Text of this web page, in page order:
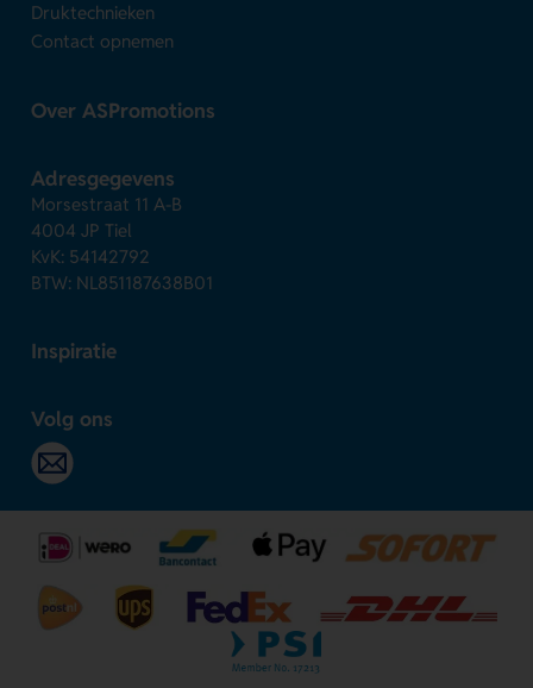
Druktechnieken
Contact opnemen
Over ASPromotions
Adresgegevens
Morsestraat 11 A-B
4004 JP Tiel
KvK: 54142792
BTW: NL851187638B01
Inspiratie
Volg ons